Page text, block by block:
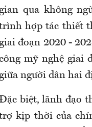
qua không
hợp tác thiết
đoạn 2020 -
mỹ nghệ giai
người dân hai
biệt, lãnh đạo
kịp thời của